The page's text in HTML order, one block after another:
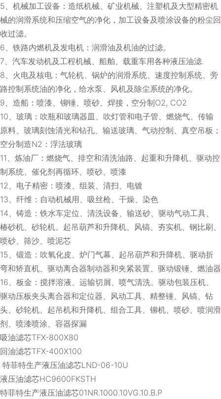
5、机械加工设备：造纸机械、矿业机械、注塑机及大型精密机
械的润滑系统和压缩空气的净化，加工设备及喷涂设备的粉尘回
收过滤。
6、铁路内燃机及发电机：润滑油及机油的过滤。
7、汽车发动机及工程机械、船舶、载重车用各种液压油滤.
8、火电及核电：气轮机、锅炉的润滑系统、速度控制系统、旁
路控制系统油的净化，给水泵、风机及除尘系统的净化。
9、造船：喷漆、铆锤、喷砂、焊接，空分制O2, CO2
10、玻璃：吹瓶和玻璃器皿、吹灯管和电子管、燃烧气、传输
原料、玻璃刻蚀清光和钻孔、输送玻璃、气动控制、真空吊板；
空分制造N2：浮法玻璃
11、炼油厂：燃烧气、排空和清洗油路、起重和升降机、驱动控
制系统、催化剂再循环、喷砂、喷漆
12、电子精密：喷漆、组装、清扫、电镀
13、纤维：自动机械用、吸丝枪、干燥、染色
14、铸造：铁水车定位、清洗设备、输送砂、驱动气动工具、
椿砂机、砂轮机、起吊葫芦和升降机、风镐、夯实机、钢比刷、
喷砂、筛沙、喷泥芯
15、锻造：吹氧化皮、炉门气幕、起吊葫芦和升降机、驱动折
弯和矫直机、驱动离合器制动器和夹紧装置、驱动锻锤、燃油器
16、板金：搅拌溶液、运输切屑、喷气清洗、驱动包装压机、
驱动压板夹头离合器和定位器、风动工具、精整锤、风镐、钻
头、砂轮机、起吊机和升降机、组合工具、铆机、喷砂、喷润滑
剂、喷漆喷涂、容器探漏
吸油滤芯TFX-800X80
回油滤芯TFX-400X100
特菲特生产液压油滤芯LND-06-10U
液压油滤芯HC9600FKSTH
特菲特生产液压油滤芯01NR.1000.10VG.10.B.P